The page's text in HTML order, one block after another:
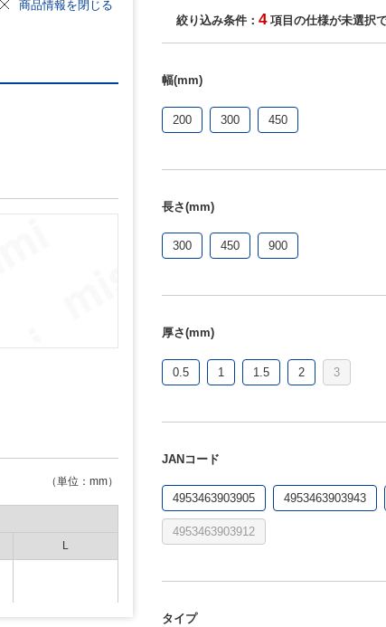
商品情報を閉じる
（単位：mm）
L
絞り込み条件： 4項目の仕様が未選択
幅(mm)
200 300 450
長さ(mm)
300 450 900
厚さ(mm)
0.5 1 1.5 2 3
JANコード
4953463903905 4953463903943
4953463903912
タイプ